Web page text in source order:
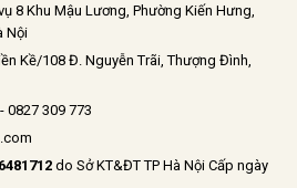
8 Khu Mậu Lương, Phường Kiến Hưng,
Nội
Kề/108 Đ. Nguyễn Trãi, Thượng Đình,
0827 309 773
do Sở KT&ĐT TP Hà Nội Cấp ngày